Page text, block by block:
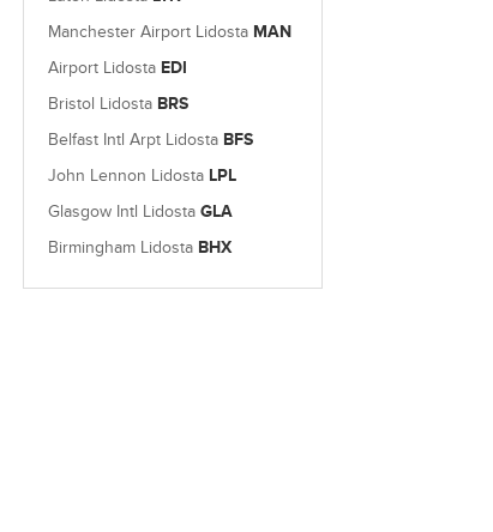
Manchester Airport Lidosta MAN
Airport Lidosta EDI
Bristol Lidosta BRS
Belfast Intl Arpt Lidosta BFS
John Lennon Lidosta LPL
Glasgow Intl Lidosta GLA
Birmingham Lidosta BHX